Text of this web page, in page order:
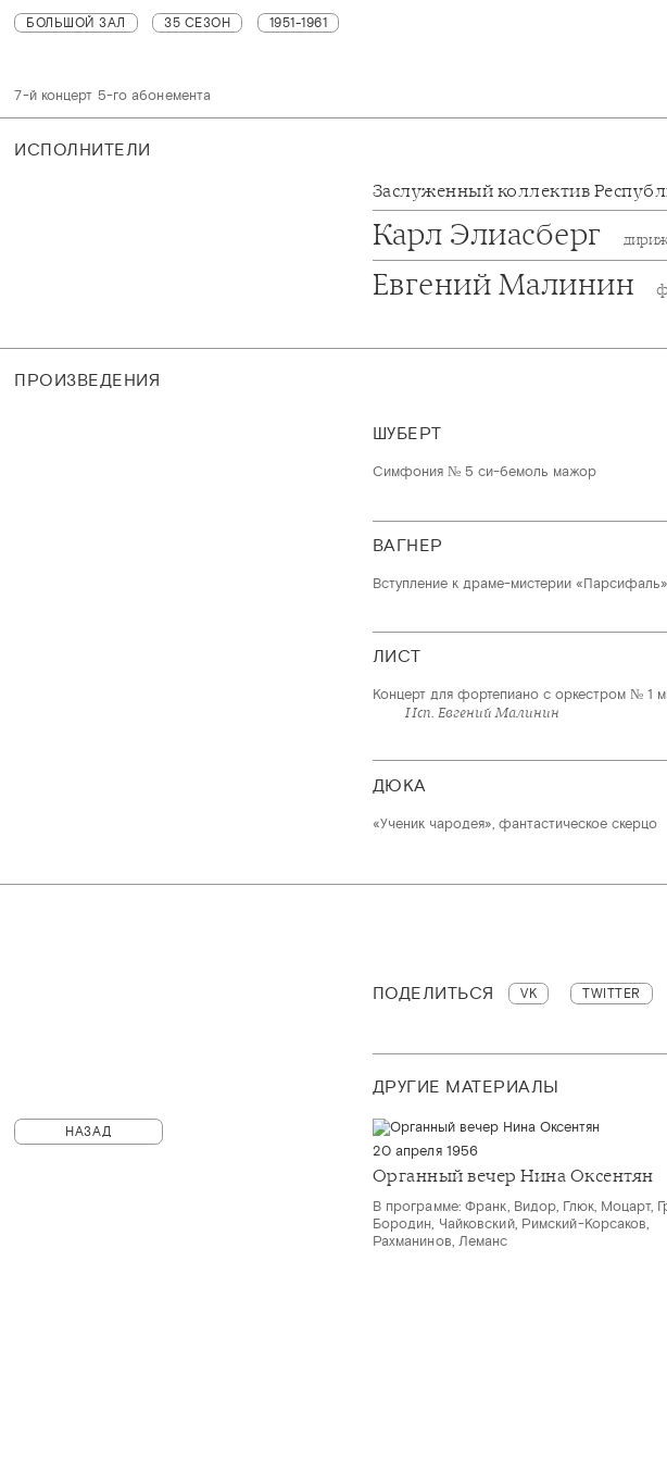
БОЛЬШОЙ ЗАЛ 35 СЕЗОН 1951-1961
7-й концерт 5-го абонемента
ИСПОЛНИТЕЛИ
Заслуженный коллектив
Карл Элиасберг
Евгений Малинин
ПРОИЗВЕДЕНИЯ
ШУБЕРТ
Симфония № 5 си-бемоль мажор
ВАГНЕР
Вступление к драме-мистерии «Парсифаль»
ЛИСТ
Концерт для фортепиано с оркестром № 1
Исп. Евгений Малинин
ДЮКА
«Ученик чародея», фантастическое скерцо
ПОДЕЛИТЬСЯ VK TWITTER
ДРУГИЕ МАТЕРИАЛЫ
20 апреля 1956
Органный вечер Нина Оксентян
В программе: Франк, Видор, Глюк, Моцарт,
Бородин, Чайковский, Римский-Корсаков,
Рахманинов, Леманс
НАЗАД